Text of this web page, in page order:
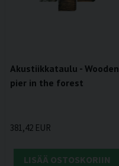
Akustiikkataulu - Wooden
pier in the forest
381,42 EUR
LISÄÄ OSTOSKORIIN